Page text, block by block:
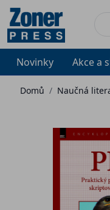
Novinky Akce a
Domů / Naučná